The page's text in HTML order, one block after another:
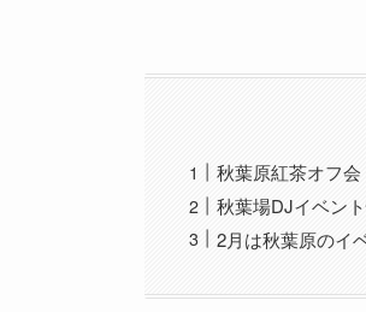
秋葉原紅茶オフ会
秋葉場DJイベン
2月は秋葉原のイ